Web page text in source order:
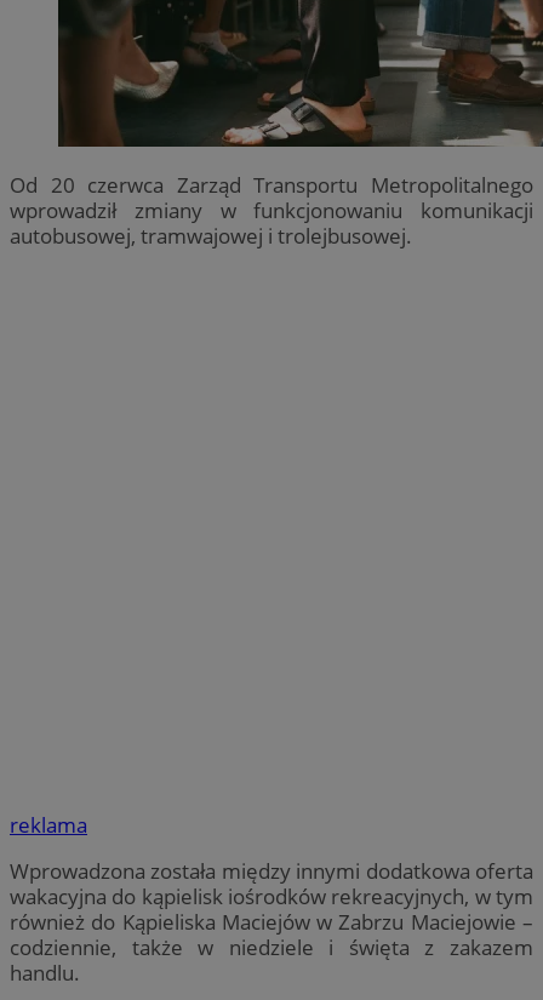
Od 20 czerwca Zarząd Transportu Metropolitalnego
wprowadził zmiany w funkcjonowaniu komunikacji
autobusowej, tramwajowej i trolejbusowej.
reklama
Wprowadzona została między innymi dodatkowa oferta
wakacyjna do kąpielisk iośrodków rekreacyjnych, w tym
również do Kąpieliska Maciejów w Zabrzu Maciejowie –
codziennie, także w niedziele i święta z zakazem
handlu.